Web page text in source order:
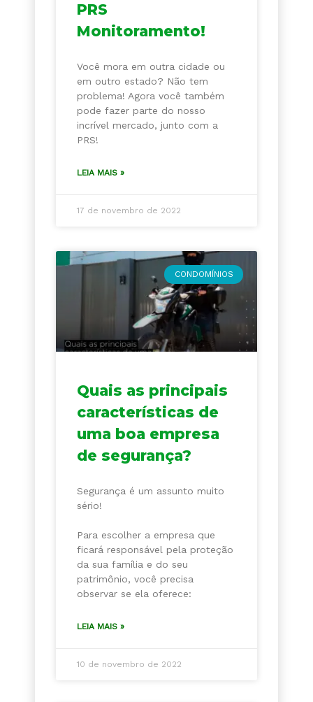
PRS
Monitoramento!
Você mora em outra cidade ou
em outro estado? Não tem
problema! Agora você também
pode fazer parte do nosso
incrível mercado, junto com a
PRS!
LEIA MAIS »
17 de novembro de 2022
CONDOMÍNIOS
Quais as principais
características de
uma boa empresa
de segurança?
Segurança é um assunto muito
sério!
Para escolher a empresa que
ficará responsável pela proteção
da sua família e do seu
patrimônio, você precisa
observar se ela oferece:
LEIA MAIS »
10 de novembro de 2022